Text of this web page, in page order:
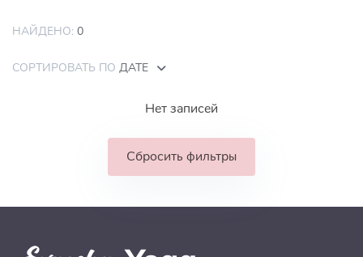
НАЙДЕНО: 0
СОРТИРОВАТЬ ПО ДАТЕ
Нет записей
Сбросить фильтры